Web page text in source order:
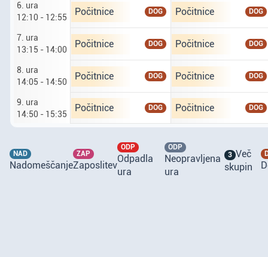
6. ura
12:10 - 12:55
Ponedeljek tretji osmi. šesta ura od 12 ur 10
Počitnice DOG Torek četrti osmi.
Počitnice DOG
7. ura
13:15 - 14:00
Ponedeljek tretji osmi. sedma ura od 13 ur
Počitnice DOG Torek četrti osmi.
Počitnice DOG
8. ura
14:05 - 14:50
Ponedeljek tretji osmi. osma ura od 14 ur 5
Počitnice DOG Torek četrti osmi.
Počitnice DOG
9. ura
14:50 - 15:35
Ponedeljek tretji osmi. deveta ura od 14 ur
Počitnice DOG Torek četrti osmi.
Počitnice DOG
NAD
Nadomeščanje
ZAP
Zaposlitev
ODP
Odpadla
ura
ODP
Neopravljena
ura
3 Več
skupin